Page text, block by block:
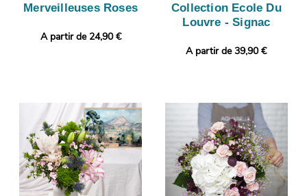
Merveilleuses Roses
A partir de 24,90 €
Collection Ecole Du
Louvre - Signac
A partir de 39,90 €